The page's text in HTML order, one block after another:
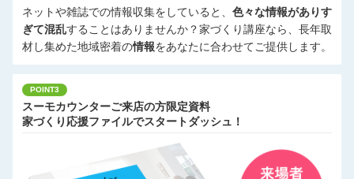
ネットや雑誌での情報収集をしていると、 色々な情報がありす
ぎて混乱することはありませんか？家づくり講座なら、長年取
材し集めた地域密着の情報をあなたに合わせてご提供します。
POINT3
スーモカウンターご来店の方限定資料
家づくり応援ファイルでスタートダッシュ！